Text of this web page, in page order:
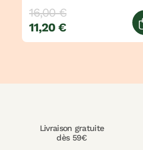
au panier
16,00 €
11,20 €
Livraison gratuite
dès 59€